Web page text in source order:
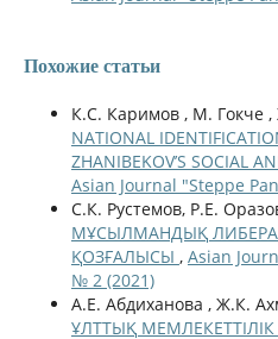
Похожие статьи
К.С. Каримов , М. Гокче ,
NATIONAL
ZHANIBEKOV’S SOCIAL
Asian Journal "Steppe
С.К. Рустемов, Р.Е.
МҰСЫЛМАНДЫҚ
ҚОЗҒАЛЫСЫ , Asian
№ 2 (2021)
А.Е. Абдиханова , Ж.К.
ҰЛТТЫҚ